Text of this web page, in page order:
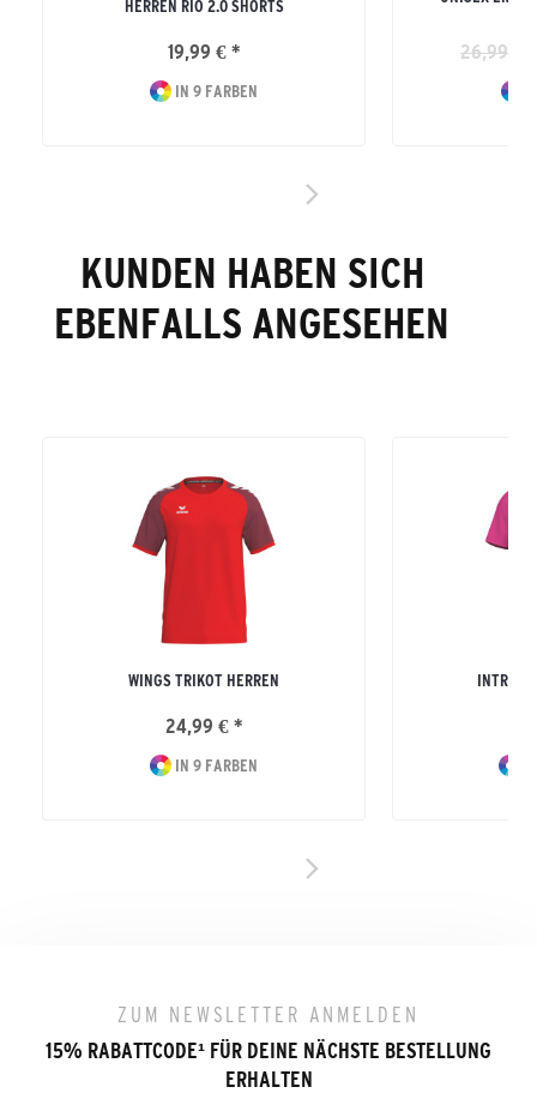
HERREN RIO 2.0 SHORTS
19,99 € *
IN 9 FARBEN
26,99 € *
KUNDEN HABEN SICH
EBENFALLS ANGESEHEN
WINGS TRIKOT HERREN
24,99 € *
IN 9 FARBEN
INTRO
ZUM NEWSLETTER ANMELDEN
15% RABATTCODE¹ FÜR DEINE NÄCHSTE BESTELLUNG
ERHALTEN